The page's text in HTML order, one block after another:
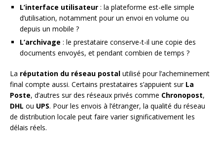
L’interface utilisateur : la plateforme est-elle simple
d’utilisation, notamment pour un envoi en volume ou
depuis un mobile ?
L’archivage : le prestataire conserve-t-il une copie des
documents envoyés, et pendant combien de temps ?
La réputation du réseau postal utilisé pour l’acheminement
final compte aussi. Certains prestataires s’appuient sur La
Poste, d’autres sur des réseaux privés comme Chronopost,
DHL ou UPS. Pour les envois à l’étranger, la qualité du réseau
de distribution locale peut faire varier significativement les
délais réels.